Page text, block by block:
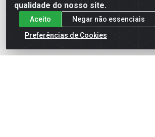
qualidade do nosso site.
Aceito
Negar não essenciais
Preferências de Cookies
Trabalhe Conosco
Enviar currículo /